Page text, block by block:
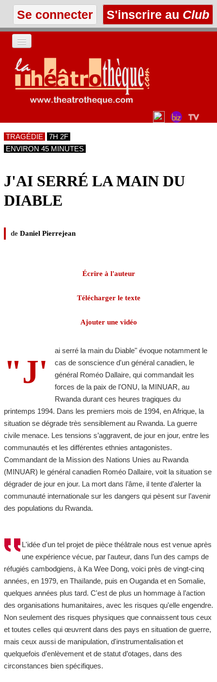
Se connecter S'inscrire au Club
ACCUEIL
LES TEXTES
LES ANNONCES
TRAGÉDIE
7H 2F
ENVIRON 45 MINUTES
J'AI SERRÉ LA MAIN DU
DIABLE
de Daniel Pierrejean
Écrire à l'auteur
Télécharger le texte
Ajouter une vidéo
"J'
ai serré la main du Diable" évoque notamment le
cas de sonscience d'un général canadien, le
général Roméo Dallaire, qui commandait les
forces de la paix de l'ONU, la MINUAR, au
Rwanda durant ces heures tragiques du
printemps 1994. Dans les premiers mois de 1994, en Afrique, la
situation se dégrade très sensiblement au Rwanda. La guerre
civile menace. Les tensions s’aggravent, de jour en jour, entre les
communautés et les différentes ethnies antagonistes.
Commandant de la Mission des Nations Unies au Rwanda
(MINUAR) le général canadien Roméo Dallaire, voit la situation se
dégrader de jour en jour. La mort dans l’âme, il tente d’alerter la
communauté internationale sur les dangers qui pèsent sur l’avenir
des populations du Rwanda.
L'idée d'un tel projet de pièce théâtrale nous est venue après
une expérience vécue, par l'auteur, dans l’un des camps de
réfugiés cambodgiens, à Ka Wee Dong, voici près de vingt-cinq
années, en 1979, en Thaïlande, puis en Ouganda et en Somalie,
quelques années plus tard. C'est de plus un hommage à l’action
des organisations humanitaires, avec les risques qu'elle engendre.
Non seulement des risques physiques que connaissent tous ceux
et toutes celles qui œuvrent dans des pays en situation de guerre,
mais ceux aussi de manipulation, d'instrumentalisation et
quelquefois d’enlèvement et de statut d’otages, dans des
circonstances bien spécifiques.